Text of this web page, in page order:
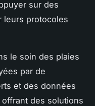
sur des
leurs protocoles
le soin des plaies
par de
et des données
des solutions